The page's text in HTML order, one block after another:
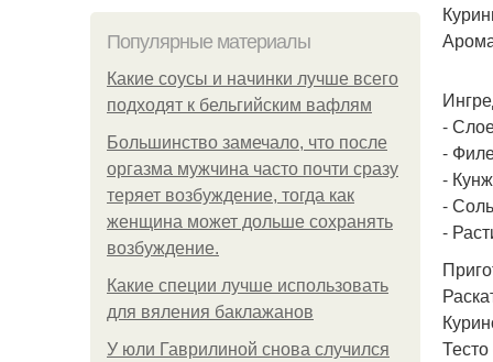
Популярные материалы
Какие соусы и начинки лучше всего
подходят к бельгийским вафлям
Большинство замечало, что после
оргазма мужчина часто почти сразу
теряет возбуждение, тогда как
женщина может дольше сохранять
возбуждение.
Какие специи лучше использовать
для вяления баклажанов
У юли Гаврилиной снова случился
-
-
-
-
-